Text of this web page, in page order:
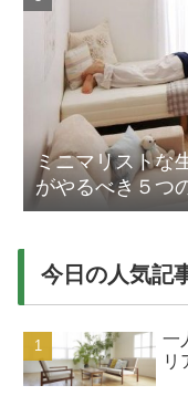
ミニマリストな
がやるべき５つ
今日の人気
一
リ